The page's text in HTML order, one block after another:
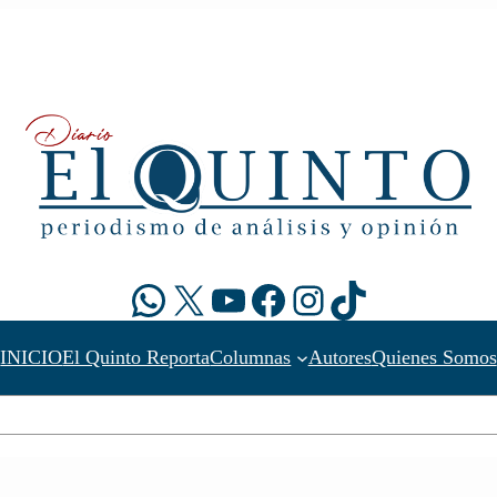
WhatsApp
X YouTube
Facebook
Instagram
TikTok
INICIOEl Quinto ReportaColumnas AutoresQuienes Somos